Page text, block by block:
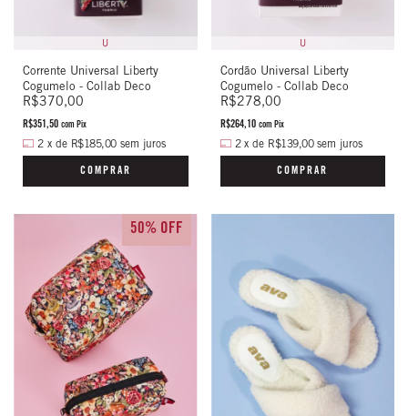
U
Corrente Universal Liberty
Cogumelo - Collab Deco
R$370,00
R$351,50 com Pix
2 x de R$185,00 sem juros
COMPRAR
U
Cordão Universal Liberty
Cogumelo - Collab Deco
R$278,00
R$264,10 com Pix
2 x de R$139,00 sem juros
COMPRAR
50% OFF